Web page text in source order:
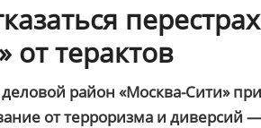
от терактов
район «Москва-Сити»
от терроризма и диверсий